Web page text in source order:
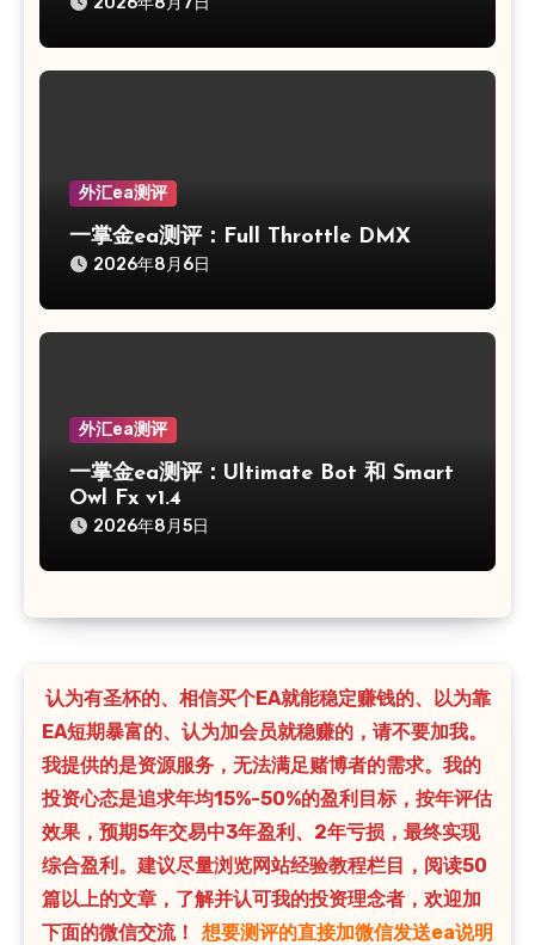
外汇ea测评
一掌金ea测评：Full Throttle DMX
2026年8月6日
外汇ea测评
一掌金ea测评：Ultimate Bot 和 Smart
Owl Fx v1.4
2026年8月5日
认为有圣杯的、相信买个EA就能稳定赚钱的、以为靠
EA短期暴富的、认为加会员就稳赚的，请不要加我。
我提供的是资源服务，无法满足赌博者的需求。我的
投资心态是追求年均15%-50%的盈利目标，按年评估
效果，预期5年交易中3年盈利、2年亏损，最终实现
综合盈利。建议尽量浏览网站经验教程栏目，阅读50
篇以上的文章，了解并认可我的投资理念者，欢迎加
下面的微信交流！
想要测评的直接加微信发送ea说明